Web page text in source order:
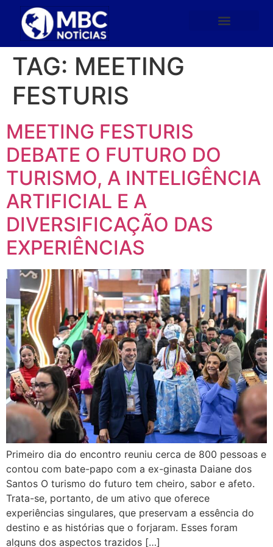
TAG: MEETING
FESTURIS
MEETING FESTURIS
DEBATE O FUTURO DO
TURISMO, A INTELIGÊNCIA
ARTIFICIAL E A
DIVERSIFICAÇÃO DAS
EXPERIÊNCIAS
Primeiro dia do encontro reuniu cerca de 800 pessoas e
contou com bate-papo com a ex-ginasta Daiane dos
Santos O turismo do futuro tem cheiro, sabor e afeto.
Trata-se, portanto, de um ativo que oferece
experiências singulares, que preservam a essência do
destino e as histórias que o forjaram. Esses foram
alguns dos aspectos trazidos […]